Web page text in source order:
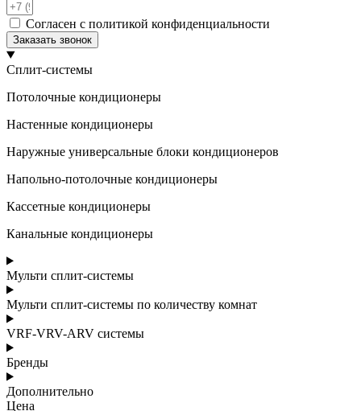
Согласен с политикой конфиденциальности
Заказать звонок
Сплит-системы
Потолочные кондиционеры
Настенные кондиционеры
Наружные универсальные блоки кондиционеров
Напольно-потолочные кондиционеры
Кассетные кондиционеры
Канальные кондиционеры
Мульти сплит-системы
Мульти сплит-системы по количеству комнат
VRF-VRV-ARV системы
Бренды
Дополнительно
Цена